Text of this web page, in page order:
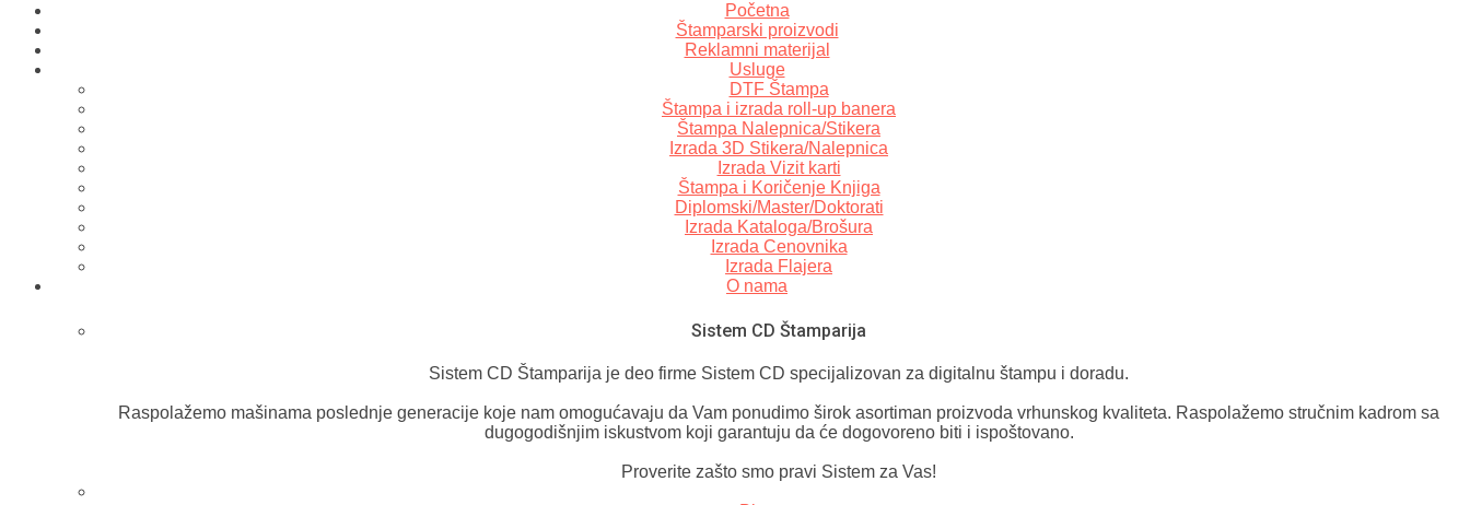
Početna
Štamparski proizvodi
Reklamni materijal
Usluge
DTF Štampa
Štampa i izrada roll-up banera
Štampa Nalepnica/Stikera
Izrada 3D Stikera/Nalepnica
Izrada Vizit karti
Štampa i Koričenje Knjiga
Diplomski/Master/Doktorati
Izrada Kataloga/Brošura
Izrada Cenovnika
Izrada Flajera
O nama
Sistem CD Štamparija
Sistem CD Štamparija je deo firme Sistem CD specijalizovan za digitalnu štampu i doradu.
Raspolažemo mašinama poslednje generacije koje nam omogućavaju da Vam ponudimo širok asortiman proizvoda vrhunskog kvaliteta. Raspolažemo stručnim kadrom sa
dugogodišnjim iskustvom koji garantuju da će dogovoreno biti i ispoštovano.
Proverite zašto smo pravi Sistem za Vas!